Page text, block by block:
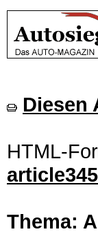
Diesen
HTML-
Thema: